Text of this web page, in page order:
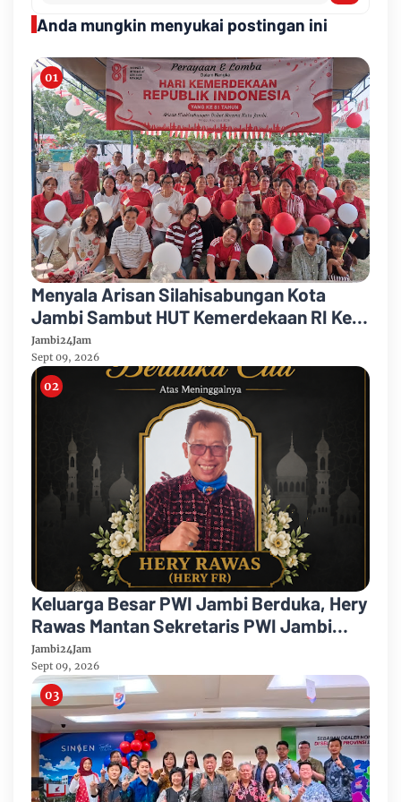
Anda mungkin menyukai postingan ini
Menyala Arisan Silahisabungan Kota
Jambi Sambut HUT Kemerdekaan RI Ke
81 Gelar Berbagai Kegiatan
Jambi24Jam
Sept 09, 2026
Keluarga Besar PWI Jambi Berduka, Hery
Rawas Mantan Sekretaris PWI Jambi
Tutup Usia
Jambi24Jam
Sept 09, 2026